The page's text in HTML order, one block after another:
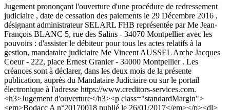
Jugement prononçant l'ouverture d'une procédure de redressement
judiciaire , date de cessation des paiements le 29 Décembre 2016 ,
désignant administrateur SELARL FHB représentée par Me Jean-
François BLANC 5, rue des Salins - 34070 Montpellier avec les
pouvoirs : d'assister le débiteur pour tous les actes relatifs à la
gestion, mandataire judiciaire Me Vincent AUSSEL Arche Jacques
Coeur - 222, place Ernest Granier - 34000 Montpellier . Les
créances sont à déclarer, dans les deux mois de la présente
publication, auprès du Mandataire Judiciaire ou sur le portail
électronique à l'adresse https://www.creditors-services.com.
<h3>Jugement d'ouverture</h3><p class="standardMargin">
<em>Bodacc A n°20170018 publié le 26/01/2017</em></p><dl>